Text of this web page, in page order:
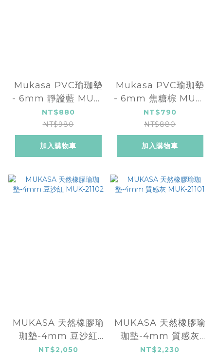
Mukasa PVC瑜珈墊
- 6mm 靜謐藍 MUK-
23121
NT$880
NT$980
加入購物車
Mukasa PVC瑜珈墊
- 6mm 焦糖棕 MUK-
22121
NT$790
NT$880
加入購物車
MUKASA 天然橡膠瑜
珈墊-4mm 豆沙紅
MUK-21102
NT$2,050
MUKASA 天然橡膠瑜
珈墊-4mm 質感灰
MUK-21101
NT$2,230